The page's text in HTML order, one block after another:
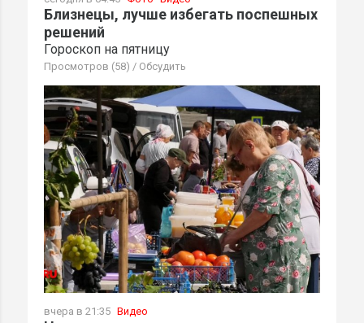
Близнецы, лучше избегать поспешных
решений
Гороскоп на пятницу
Просмотров (58) / Обсудить
вчера в 21:35 Видео